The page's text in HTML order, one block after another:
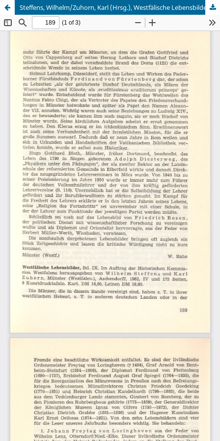
Steffens, Wilhelm/Zuhorn, Karl (Hrsg.), Westfälische Lebensbilder, Bd. IX